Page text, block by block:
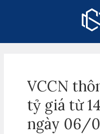
VCCN
tỷ giá từ
ngày 06/